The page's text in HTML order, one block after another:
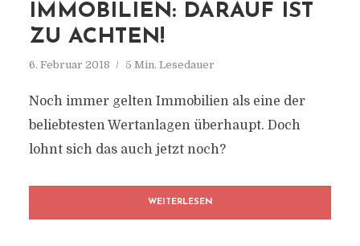
IMMOBILIEN: DARAUF IST
ZU ACHTEN!
6. Februar 2018 5 Min. Lesedauer
Noch immer gelten Immobilien als eine der
beliebtesten Wertanlagen überhaupt. Doch
lohnt sich das auch jetzt noch?
WEITERLESEN